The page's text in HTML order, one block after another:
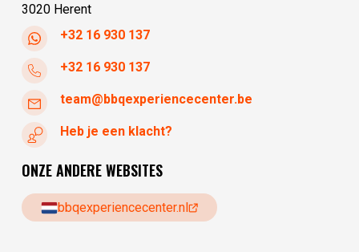
3020 Herent
+32 16 930 137
+32 16 930 137
team@bbqexperiencecenter.be
Heb je een klacht?
ONZE ANDERE WEBSITES
bbqexperiencecenter.nl